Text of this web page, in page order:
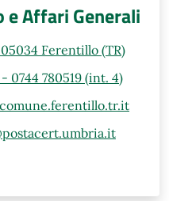
Affari Generali
Ferentillo (TR)
0744 780519 (int. 4)